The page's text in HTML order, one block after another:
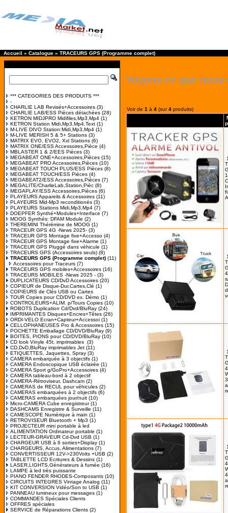
Accueil » Catalogue » TRACEURS GPS (Programme complet)
*** CATEGORIES DES PRODUITS ***
-
CHARLIE LAB Revisés+Accessoires (3)
CHARLIE LAB/ESS Pièces détachées (28)
KETRON MIDJPRO Midifiles,Mp3,Mp4 (1)
KETRON Station Midi,Mp3,Mp4,Text (1)
M-LIVE DIVO Station:Midi,Mp3,Mp4 (1)
M-LIVE MERISH 5 & 5+ Stations (3)
MATRIX EVO, EVO2, Xxl Stations (6)
MATRIX ONE/ESS Accessoires,Pièce (4)
MBLASTER 1 & 2/EES Pièces (3)
MEGABEAT ONE+Accessoires,Pièces (15)
MEGABEAT PRO Accessoires,Pièces (10)
MEGABEAT TOUCH PLUS/ESS Pièces (8)
MEGABEAT TOUCH/ESS Pièces (4)
MEGABEAT2/ESS Accessoires,Pièces (7)
MEGALITE/CharlieLab,Station,Pièc (8)
MEGAPLAY/ESS Accessoires,Pièces (6)
PLAYEURS Appareils & Accessoires (11)
PLAYEURS Mid-Mp3 reconditionés (3)
PLAYEURS Stations Midi,Mp3,Mp4 (7)
DOEPFER Synthé+Modules+Interface (7)
MOOG Synthés: DFAM Module (2)
THEREMINI Thérémine de MOOG (1)
TRACEUR GPS 4G -News 2025- (3)
TRACEUR GPS Montage fixe+Accesso (4)
TRACEUR GPS Montage fixe+Alarme (1)
TRACEUR GPS Pluggé dans véhicule (1)
TRACEURS GPS (Accessoires seuls) (8)
TRACEURS GPS (Programme complet) (11)
Accessoires pour Traceurs (7)
TRACEURS GPS mobiles+Accessoires (16)
TRACEURS MOBILES -News 2025 - (3)
DUPLICATEURS CD/DvD Accessoires (20)
COPIEUR de Disque-Dur,Cartes,Clé (1)
COPIEURS de Clés USB ou Cartes
TOUR Copies pour CD/DVD ex. Démo (1)
CONTROLEURS+ALIM. p/Tours Copies (10)
ROBOTS Duplication Cd/Dvd/BluRay (24)
IMPRIMANTES Disques+Encres+Têtes (26)
ORDI-VELO Ecran+Capteur+Accessoi (1)
CELLOPHANEUSES Pro & Accessoires (15)
POCHETTE Emballage CD/DVD/BluRay (9)
BOITES, PIONS pour CD/DVD/BluRay (10)
CD look Vinyle 45t. imprimables (3)
CD,DvD,BluRay imprimables Jet (11)
ETIQUETTES, Jaquettes, Spray (3)
CAMERA embarquée à 3 objectifs (1)
CAMERA Endoscopique USB éclairée (1)
CAMERA Sport g/GoPro+Accessoires (4)
CAMERA tableau-bord à 2 objectif
CAMERA-Rétroviseur, Dashcam (2)
CAMERAS de RECUL pour véhicules (2)
CAMERAS embarquées à 2 objectifs (6)
CAMERAS embarquées jour/nuit (10)
Micro-CAMERA Cube enregistreur(1)
DASHCAMS Enregistre & Surveille (11)
CAMESCOPE Numérique à main (1)
RETROVISEUR Bluetooth + Mp3 (1)
PROJECTEUR mini portable à led
ALIMENTATION Ordinateur portable (1)
LECTEUR-GRAVEUR Cd-Dvd USB (1)
CHARGEUR USB à 6 sorties+Display (1)
CHARGEURS, Accus, Alimentations (7)
CONVERTISSEUR 12V->230Volts +USB (2)
TABLETTE LCD Ecritures & Dessins (1)
LASER,LIGHTS,Générateurs à fumée (16)
LAMPE à led très puissante
PIANO FENDER RHODES-Composants (10)
CIRCUITS INTEGRES Vintage Analog (11)
KIT CONVERSION Vidéo/Son to USB (1)
PANNEAU lumineux pour messages (1)
COMMANDES Spéciales Clients
OFFRES spéciales
SERVICE de Réparations Clients (2)
Voyons ce que nous
Voir de 1 à 4 (sur4 produits)